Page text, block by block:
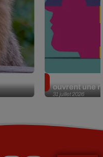
31 juillet 2026
ouvrent une